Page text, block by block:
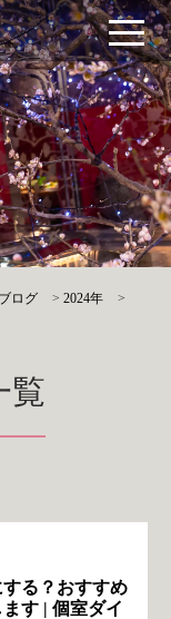
ブログ >2024年
>
覧
る？おすすめ
す | 個室ダイ